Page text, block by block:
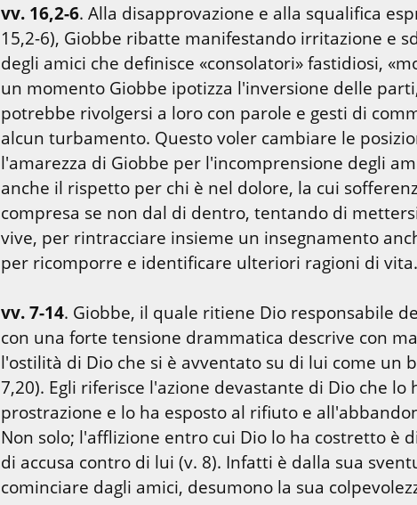
vv. 16,2-6. Alla disapprovazione e alla squalifica
15,2-6), Giobbe ribatte manifestando irritazione e
degli amici che definisce «consolatori» fastidiosi,
un momento Giobbe ipotizza l'inversione delle
potrebbe rivolgersi a loro con parole e gesti di
alcun turbamento. Questo voler cambiare le
l'amarezza di Giobbe per l'incomprensione degli
anche il rispetto per chi è nel dolore, la cui
compresa se non dal di dentro, tentando di
vive, per rintracciare insieme un insegnamento
per ricomporre e identificare ulteriori ragioni di vita.
vv. 7-14. Giobbe, il quale ritiene Dio responsabile
con una forte tensione drammatica descrive con
l'ostilità di Dio che si è avventato su di lui come un
7,20). Egli riferisce l'azione devastante di Dio che lo
prostrazione e lo ha esposto al rifiuto e
Non solo; l'afflizione entro cui Dio lo ha costretto è
di accusa contro di lui (v. 8). Infatti è dalla sua
cominciare dagli amici, desumono la sua